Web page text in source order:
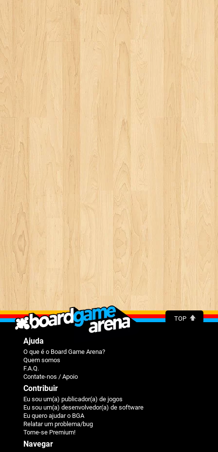
TOP
Ajuda
O que é o Board Game Arena?
Quem somos
F.A.Q.
Contate-nos / Apoio
Contribuir
Eu sou um(a) publicador(a) de jogos
Eu sou um(a) desenvolvedor(a) de software
Eu quero ajudar o BGA
Relatar um problema/bug
Torne-se Premium!
Navegar